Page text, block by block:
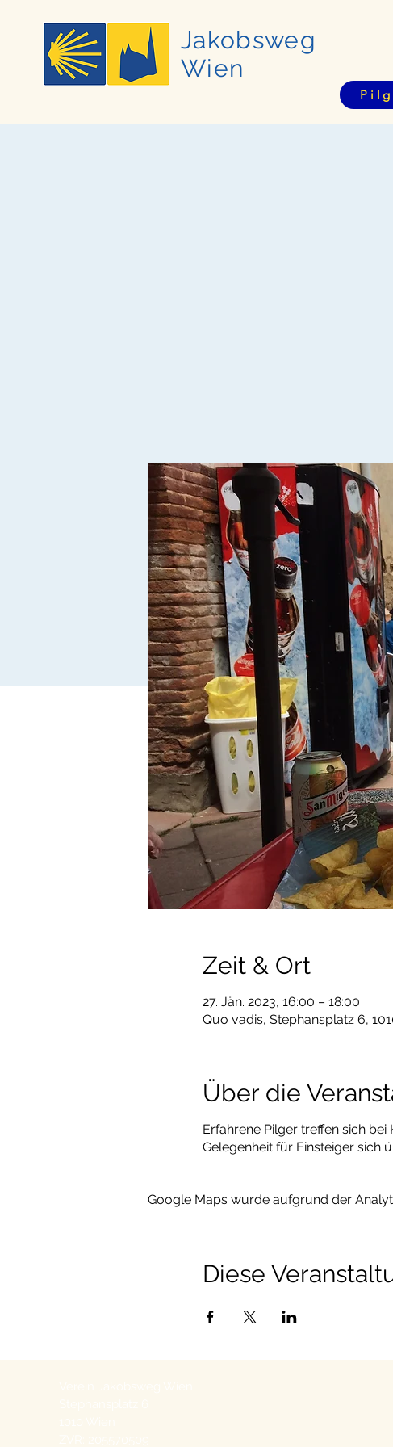
Jakobsweg
Wien
Zeit & Ort
27. Jän. 2023, 16:00 – 18:00
Quo vadis, Stephansplatz 6,
Über die
Erfahrene Pilger treffen sich
Gelegenheit für Einsteiger sich
Google Maps wurde aufgrund der
Diese